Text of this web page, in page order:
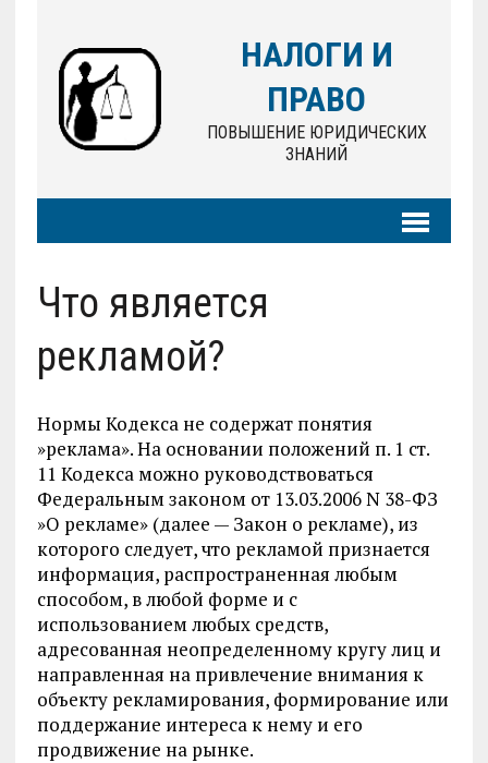
НАЛОГИ И
ПРАВО
ПОВЫШЕНИЕ ЮРИДИЧЕСКИХ
ЗНАНИЙ
Что является
рекламой?
Нормы Кодекса не содержат понятия
»реклама». На основании положений п. 1 ст.
11 Кодекса можно руководствоваться
Федеральным законом от 13.03.2006 N 38-ФЗ
»О рекламе» (далее — Закон о рекламе), из
которого следует, что рекламой признается
информация, распространенная любым
способом, в любой форме и с
использованием любых средств,
адресованная неопределенному кругу лиц и
направленная на привлечение внимания к
объекту рекламирования, формирование или
поддержание интереса к нему и его
продвижение на рынке.